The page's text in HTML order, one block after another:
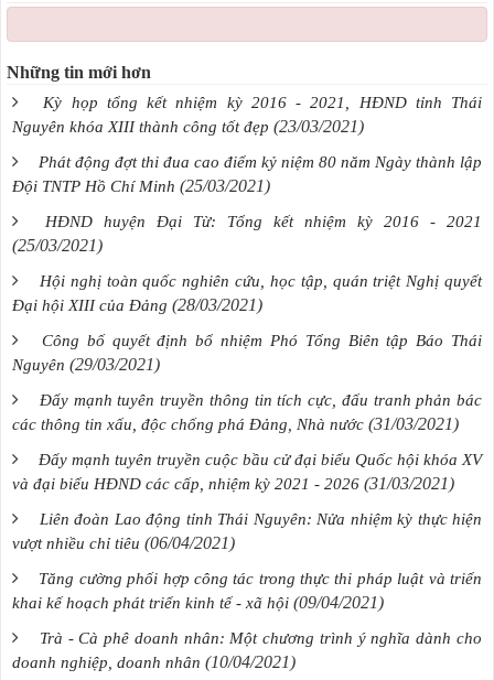
Những tin mới hơn
Kỳ họp tổng kết nhiệm kỳ 2016 - 2021, HĐND tỉnh Thái
Nguyên khóa XIII thành công tốt đẹp (23/03/2021)
Phát động đợt thi đua cao điểm kỷ niệm 80 năm Ngày thành lập
Đội TNTP Hồ Chí Minh (25/03/2021)
HĐND huyện Đại Từ: Tổng kết nhiệm kỳ 2016 - 2021
(25/03/2021)
Hội nghị toàn quốc nghiên cứu, học tập, quán triệt Nghị quyết
Đại hội XIII của Đảng (28/03/2021)
Công bố quyết định bổ nhiệm Phó Tổng Biên tập Báo Thái
Nguyên (29/03/2021)
Đẩy mạnh tuyên truyền thông tin tích cực, đấu tranh phản bác
các thông tin xấu, độc chống phá Đảng, Nhà nước (31/03/2021)
Đẩy mạnh tuyên truyền cuộc bầu cử đại biểu Quốc hội khóa XV
và đại biểu HĐND các cấp, nhiệm kỳ 2021 - 2026 (31/03/2021)
Liên đoàn Lao động tỉnh Thái Nguyên: Nửa nhiệm kỳ thực hiện
vượt nhiều chỉ tiêu (06/04/2021)
Tăng cường phối hợp công tác trong thực thi pháp luật và triển
khai kế hoạch phát triển kinh tế - xã hội (09/04/2021)
Trà - Cà phê doanh nhân: Một chương trình ý nghĩa dành cho
doanh nghiệp, doanh nhân (10/04/2021)